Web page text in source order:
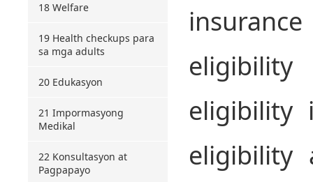
18 Welfare
19 Health checkups para
sa mga adults
20 Edukasyon
21 Impormasyong
Medikal
22 Konsultasyon at
Pagpapayo
eligibility
eligibility